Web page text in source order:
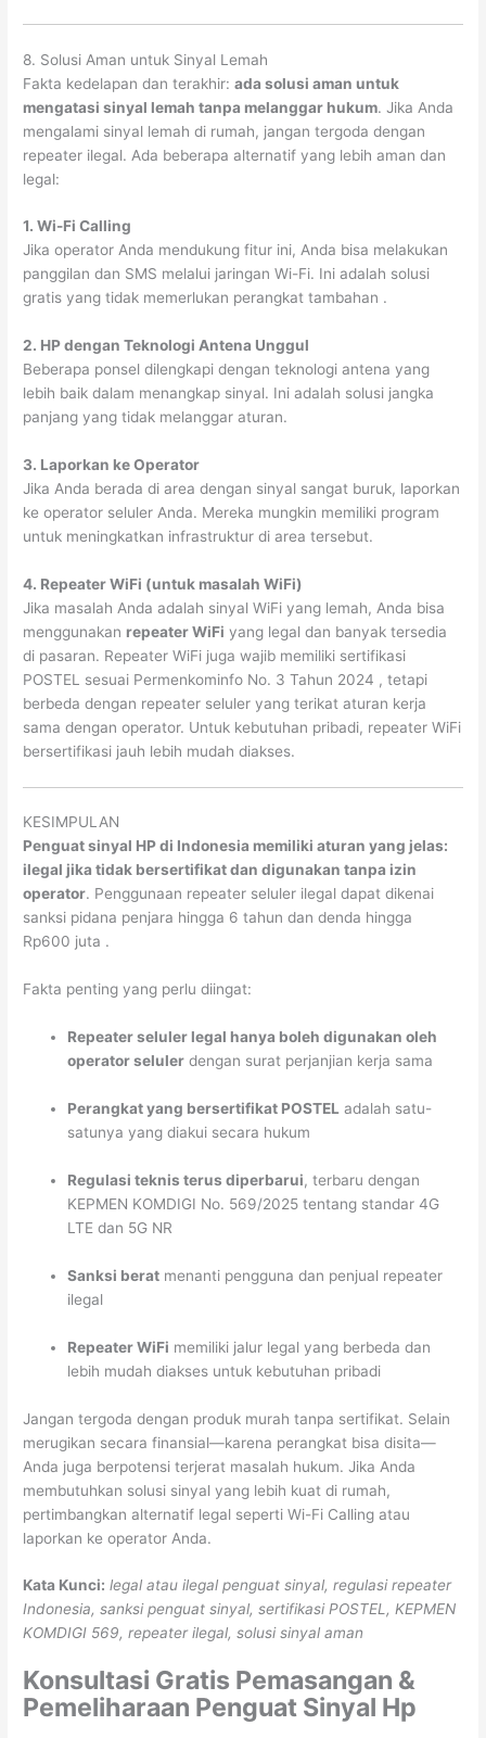
8. Solusi Aman untuk Sinyal Lemah
Fakta kedelapan dan terakhir:ada solusi aman untuk
mengatasi sinyal lemah tanpa melanggar hukum. Jika Anda
mengalami sinyal lemah di rumah, jangan tergoda dengan
repeater ilegal. Ada beberapa alternatif yang lebih aman dan
legal:
1. Wi-Fi Calling
Jika operator Anda mendukung fitur ini, Anda bisa melakukan
panggilan dan SMS melalui jaringan Wi-Fi. Ini adalah solusi
gratis yang tidak memerlukan perangkat tambahan .
2. HP dengan Teknologi Antena Unggul
Beberapa ponsel dilengkapi dengan teknologi antena yang
lebih baik dalam menangkap sinyal. Ini adalah solusi jangka
panjang yang tidak melanggar aturan.
3. Laporkan ke Operator
Jika Anda berada di area dengan sinyal sangat buruk, laporkan
ke operator seluler Anda. Mereka mungkin memiliki program
untuk meningkatkan infrastruktur di area tersebut.
4. Repeater WiFi (untuk masalah WiFi)
Jika masalah Anda adalah sinyal WiFi yang lemah, Anda bisa
menggunakan repeater WiFi yang legal dan banyak tersedia
di pasaran. Repeater WiFi juga wajib memiliki sertifikasi
POSTEL sesuai Permenkominfo No. 3 Tahun 2024 , tetapi
berbeda dengan repeater seluler yang terikat aturan kerja
sama dengan operator. Untuk kebutuhan pribadi, repeater WiFi
bersertifikasi jauh lebih mudah diakses.
KESIMPULAN
Penguat sinyal HP di Indonesia memiliki aturan yang jelas:
ilegal jika tidak bersertifikat dan digunakan tanpa izin
operator. Penggunaan repeater seluler ilegal dapat dikenai
sanksi pidana penjara hingga 6 tahun dan denda hingga
Rp600 juta .
Fakta penting yang perlu diingat:
Repeater seluler legal hanya boleh digunakan oleh
operator seluler dengan surat perjanjian kerja sama
Perangkat yang bersertifikat POSTEL adalah satu-
satunya yang diakui secara hukum
Regulasi teknis terus diperbarui, terbaru dengan
KEPMEN KOMDIGI No. 569/2025 tentang standar 4G
LTE dan 5G NR
Sanksi berat menanti pengguna dan penjual repeater
ilegal
Repeater WiFi memiliki jalur legal yang berbeda dan
lebih mudah diakses untuk kebutuhan pribadi
Jangan tergoda dengan produk murah tanpa sertifikat. Selain
merugikan secara finansial—karena perangkat bisa disita—
Anda juga berpotensi terjerat masalah hukum. Jika Anda
membutuhkan solusi sinyal yang lebih kuat di rumah,
pertimbangkan alternatif legal seperti Wi-Fi Calling atau
laporkan ke operator Anda.
Kata Kunci: legal atau ilegal penguat sinyal, regulasi repeater
Indonesia, sanksi penguat sinyal, sertifikasi POSTEL, KEPMEN
KOMDIGI 569, repeater ilegal, solusi sinyal aman
Konsultasi Gratis Pemasangan &
Pemeliharaan Penguat Sinyal Hp